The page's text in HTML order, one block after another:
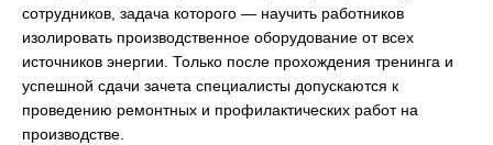
сотрудников, задача которого — научить работников
изолировать производственное оборудование от всех
источников энергии. Только после прохождения тренинга и
успешной сдачи зачета специалисты допускаются к
проведению ремонтных и профилактических работ на
производстве.